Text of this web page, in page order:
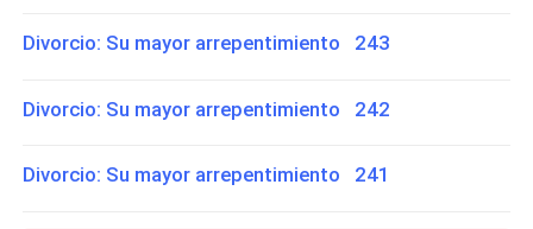
Divorcio: Su mayor arrepentimiento 243
Divorcio: Su mayor arrepentimiento 242
Divorcio: Su mayor arrepentimiento 241